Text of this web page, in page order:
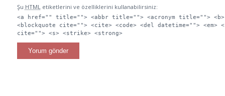
Şu HTMLetiketlerini ve özelliklerini kullanabilirsiniz:
<a href="" title=""> <abbr title=""> <acronym title=""> <b>
<blockquote cite=""> <cite> <code> <del datetime=""> <em>
cite=""> <s> <strike> <strong>